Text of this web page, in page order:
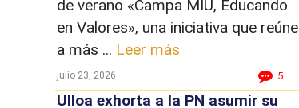
de verano «Campa MIU, Educando
en Valores», una iniciativa que reúne
a más ... Leer más
julio 23, 2026 5
Ulloa exhorta a la PN asumir su